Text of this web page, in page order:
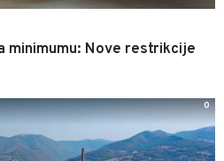
minimumu: Nove restrikcije
0